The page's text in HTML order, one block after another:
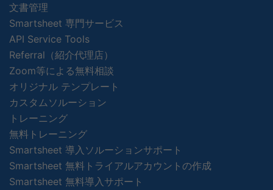
文書管理
Smartsheet 専門サービス
API Service Tools
Referral（紹介代理店）
Zoom等による無料相談
オリジナル テンプレート
カスタムソルーション
トレーニング
無料トレーニング
Smartsheet 導入ソルーションサポート
Smartsheet 無料トライアルアカウントの作成
Smartsheet 無料導入サポート